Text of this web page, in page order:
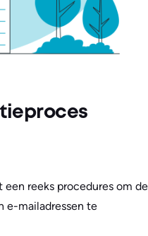
reeks procedures om de
e-mailadressen te